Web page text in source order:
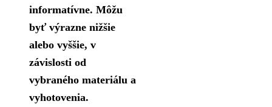
informatívne. Môžu
byť výrazne nižšie
alebo vyššie, v
závislosti od
vybraného materiálu a
vyhotovenia.